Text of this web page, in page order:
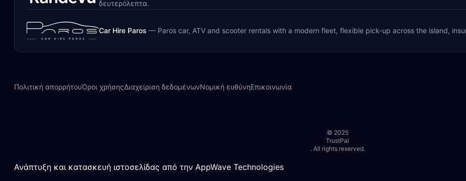
δευτερόλεπτα.
Car Hire Paros — Paros car, ATV and scooter rentals with a modern fleet, flexible pick-up across the island,
Πολιτική απορρήτουΌροι χρήσηςΔιαχείριση δεδομένωνΝομική ευθύνηΕπικοινωνία
© 2025
TrustPal
. All rights reserved.
Ανάπτυξη και κατασκευή ιστοσελίδας από την AppWave Technologies